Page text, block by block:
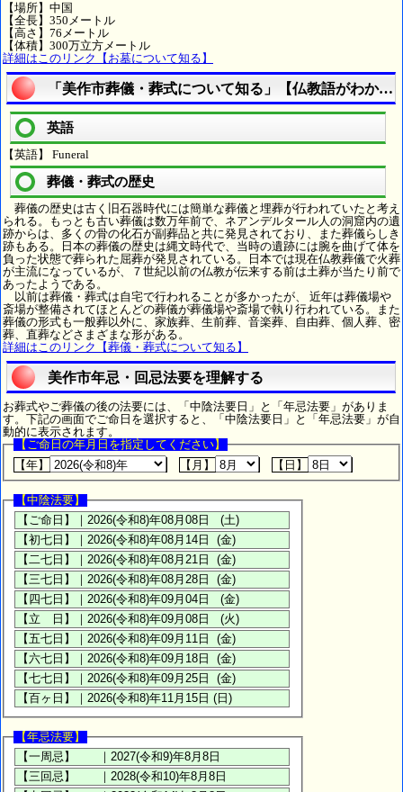
【場所】中国
【全長】350メートル
【高さ】76メートル
【体積】300万立方メートル
詳細はこのリンク【お墓について知る】
「美作市葬儀・葬式について知る」【仏教語がわかる
英語
【英語】 Funeral
葬儀・葬式の歴史
葬儀の歴史は古く旧石器時代には簡単な葬儀と埋葬が行われていたと考え
られる。もっとも古い葬儀は数万年前で、ネアンデルタール人の洞窟内の遺
跡からは、多くの骨の化石が副葬品と共に発見されており、また葬儀らしき
跡もある。日本の葬儀の歴史は縄文時代で、当時の遺跡には腕を曲げて体を
負った状態で葬られた屈葬が発見されている。日本では現在仏教葬儀で火葬
が主流になっているが、７世紀以前の仏教が伝来する前は土葬が当たり前で
あったようである。
以前は葬儀・葬式は自宅で行われることが多かったが、 近年は葬儀場や
斎場が整備されてほとんどの葬儀が葬儀場や斎場で執り行われている。また
葬儀の形式も一般葬以外に、家族葬、生前葬、音楽葬、自由葬、個人葬、密
葬、直葬などさまざまな形がある。
詳細はこのリンク【葬儀・葬式について知る】
美作市年忌・回忌法要を理解する
お葬式やご葬儀の後の法要には、「中陰法要日」と「年忌法要」がありま
す。下記の画面でご命日を選択すると、「中陰法要日」と「年忌法要」が自
動的に表示されます。
【ご命日の年月日を指定してください】
【年】
【月】 【日】
【中陰法要】
【年忌法要】